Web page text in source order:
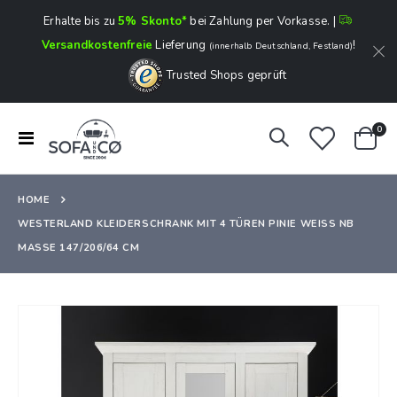
Erhalte bis zu5% Skonto*bei Zahlung per Vorkasse. |
Versandkostenfreie Lieferung (innerhalb Deutschland, Festland)!
Trusted Shops geprüft
Navigation
umschalten
0
HOME
WESTERLAND KLEIDERSCHRANK MIT 4 TÜREN PINIE WEISS NB M
ASSE 147/206/64 CM